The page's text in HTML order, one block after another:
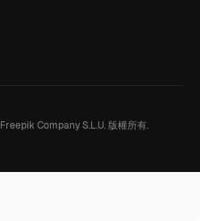
Freepik Company S.L.U. 版權所有.